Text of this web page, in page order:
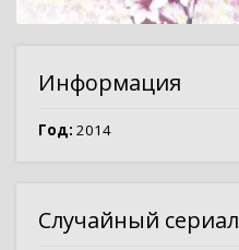
Информация
Год: 2014
Случайный сериал